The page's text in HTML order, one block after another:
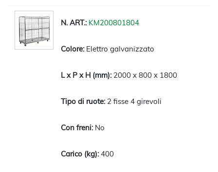
KM200801804
Elettro galvanizzato
2000 x 800 x 1800
2 fisse 4 girevoli
No
400